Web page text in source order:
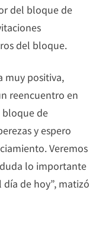
del bloque de
del bloque.
muy positiva,
reencuentro en
bloque de
y espero
Veremos
lo importante
de hoy”, matizó